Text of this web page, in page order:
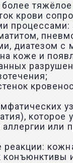
более
крови
процессами:
диатезом с
коже и
которое
аллергии или
реакции:
конъюнктивы